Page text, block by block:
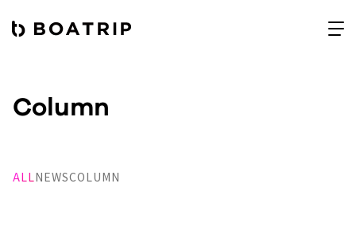
Column
ALLNEWSCOLUMN